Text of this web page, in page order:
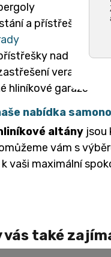
a přístřešky na
nad dveře
verandy
hliníkové garáže
nabídka
altány jsou
vám s
vaši maximální
vás také